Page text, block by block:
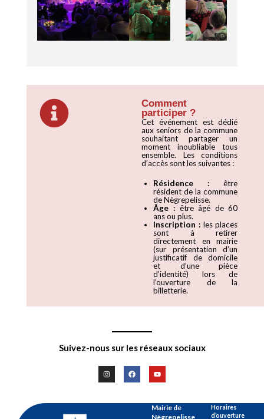
Comment
participer ?
Cet événement est dédié
aux seniors de la commune
souhaitant partager un
moment inoubliable tous
ensemble. Les conditions
d’accès sont les suivantes :
Résidence : être
résident de la commune
de Nègrepelisse.
Âge : être âgé de 60
ans ou plus.
Inscription : les places
sont à retirer
directement en mairie
(sur présentation d’un
justificatif de domicile
et d’une pièce
d’identité) lors de
l’ouverture de la
billetterie.
Suivez-nous sur les réseaux sociaux
Mairie de
Nègrepelisse
Horaires
d’ouverture